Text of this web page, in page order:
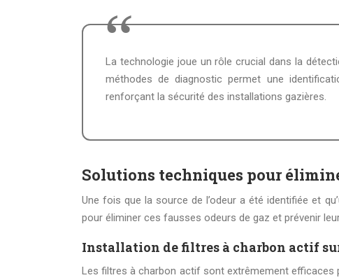
La technologie joue un rôle crucial dans la détection et la prévention des fuites de gaz. L’évolution constante des
méthodes de diagnostic permet une
renforçant la sécurité des installations gazières.
Solutions techniques pour
Une fois que la source de l’odeur a été identifiée et
pour éliminer ces fausses odeurs de gaz et prévenir
Installation de filtres à charbon actif
Les filtres à charbon actif sont extrêmement efficaces